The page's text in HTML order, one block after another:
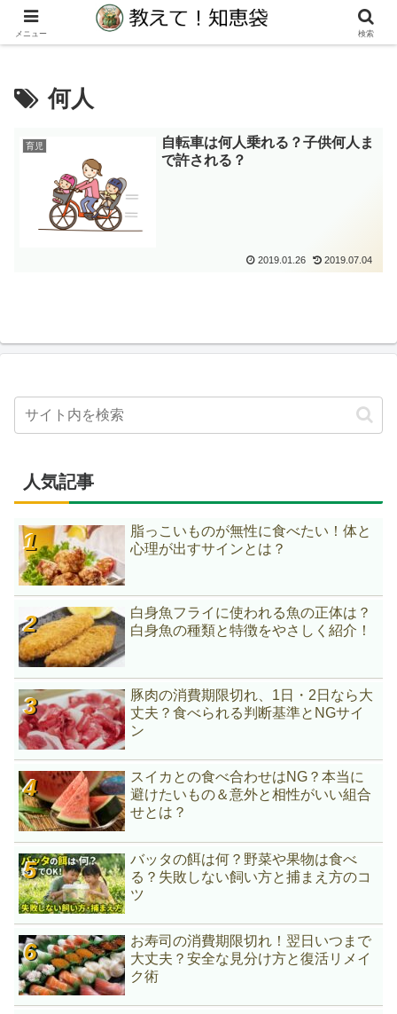
生活の教えて！知りたい！に役立つ知恵袋サイト
何人
育児
自転車は何人乗れる？子供何人ま
で許される？
2019.01.26 2019.07.04
人気記事
脂っこいものが無性に食べたい！体と
心理が出すサインとは？
白身魚フライに使われる魚の正体は？
白身魚の種類と特徴をやさしく紹介！
豚肉の消費期限切れ、1日・2日なら大
丈夫？食べられる判断基準とNGサイ
ン
スイカとの食べ合わせはNG？本当に
避けたいもの＆意外と相性がいい組合
せとは？
バッタの餌は何？野菜や果物は食べ
る？失敗しない飼い方と捕まえ方のコ
ツ
お寿司の消費期限切れ！翌日いつまで
大丈夫？安全な見分け方と復活リメイ
ク術
メニュー 検索